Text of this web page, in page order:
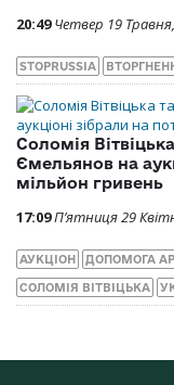
20:49 Четвер 19
STOPRUSSIA
Соломія
Ємельянов на
мільйон гривень
17:09П’ятниця 29
АУКЦІОН ДОПОМОГА
СОЛОМІЯ ВІТВІЦЬКА